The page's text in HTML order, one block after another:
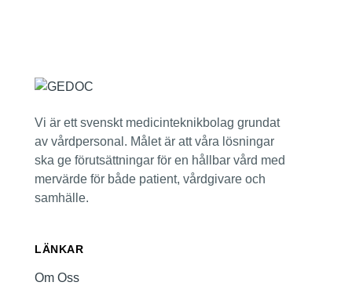
Vi är ett svenskt medicinteknikbolag grundat
av vårdpersonal. Målet är att våra lösningar
ska ge förutsättningar för en hållbar vård med
mervärde för både patient, vårdgivare och
samhälle.
LÄNKAR
Om Oss